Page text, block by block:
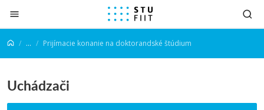
Prejsť na obsah
... Prijímacie konanie na doktorandské štúdium
Uchádzači